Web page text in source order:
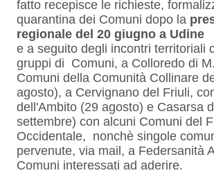
fatto recepisce le richieste,
quarantina dei Comuni dopo la
regionale del 20 giugno a Udine
e a seguito degli incontri territoriali
gruppi di Comuni, a Colloredo di
Comuni della Comunità Collinare
agosto), a Cervignano del Friuli,
dell'Ambito (29 agosto) e Casarsa
settembre) con alcuni Comuni del
Occidentale, nonchè singole
pervenute, via mail, a Federsanità
Comuni interessati ad aderire.